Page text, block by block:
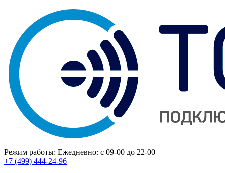
Режим работы: Ежедневно: с 09-00 до 22-00
+7 (499) 444-24-96